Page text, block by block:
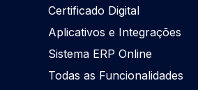
Certificado Digital
Aplicativos e Integrações
Sistema ERP Online
Todas as Funcionalidades